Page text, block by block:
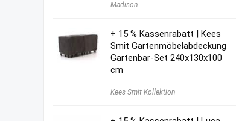
war:
Madison
+ 15 % Kassenrabatt | Kees
Smit Gartenmöbelabdeckung
Gartenbar-Set 240x130x100
cm
Kees Smit Kollektion